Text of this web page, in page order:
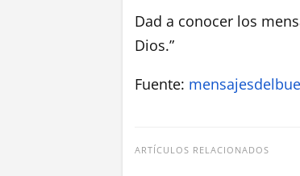
Dad a conocer los
Dios.”
Fuente:
ARTÍCULOS RELACIONADOS